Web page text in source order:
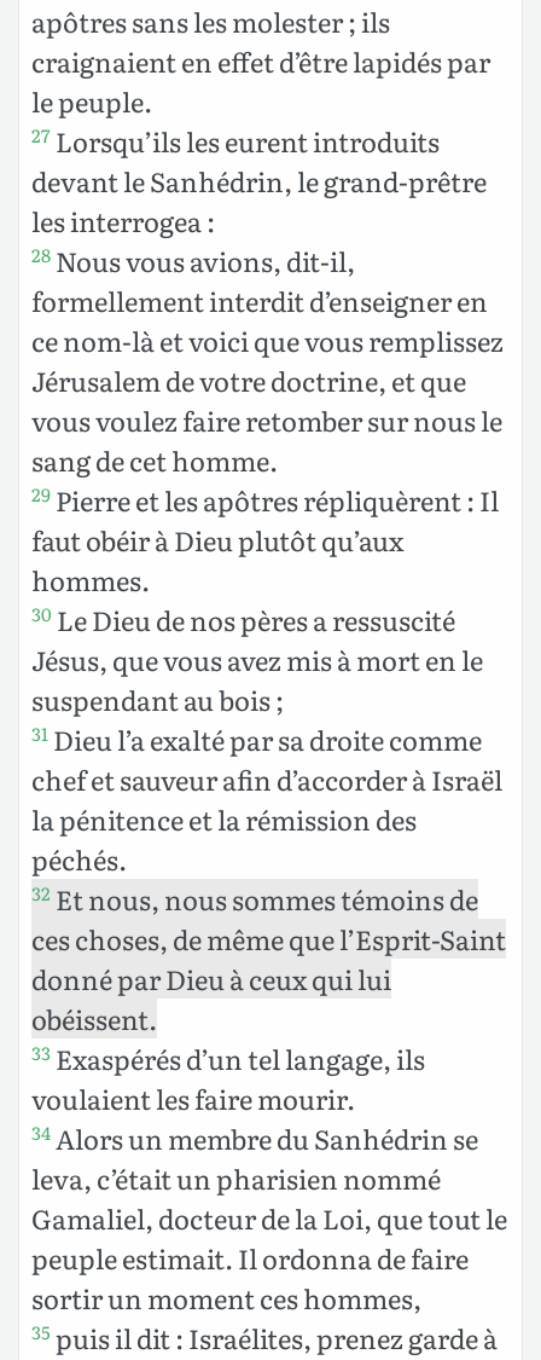
apôtres sans les molester ; ils
craignaient en effet d’être lapidés par
le peuple.
27 Lorsqu’ils les eurent introduits
devant le Sanhédrin, le grand-prêtre
les interrogea :
28 Nous vous avions, dit-il,
formellement interdit d’enseigner en
ce nom-là et voici que vous remplissez
Jérusalem de votre doctrine, et que
vous voulez faire retomber sur nous le
sang de cet homme.
29 Pierre et les apôtres répliquèrent : Il
faut obéir à Dieu plutôt qu’aux
hommes.
30 Le Dieu de nos pères a ressuscité
Jésus, que vous avez mis à mort en le
suspendant au bois ;
31 Dieu l’a exalté par sa droite comme
chef et sauveur afin d’accorder à Israël
la pénitence et la rémission des
péchés.
32 Et nous, nous sommes témoins de
ces choses, de même que l’Esprit-Saint
donné par Dieu à ceux qui lui
obéissent.
33 Exaspérés d’un tel langage, ils
voulaient les faire mourir.
34Alors un membre du Sanhédrin se
leva, c’était un pharisien nommé
Gamaliel, docteur de la Loi, que tout le
peuple estimait. Il ordonna de faire
sortir un moment ces hommes,
35 puis il dit : Israélites, prenez garde à